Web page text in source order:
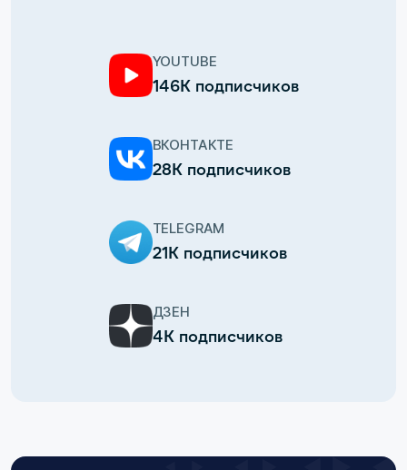
YOUTUBE
146К подписчиков
ВКОНТАКТЕ
28К подписчиков
TELEGRAM
21К подписчиков
ДЗЕН
4К подписчиков